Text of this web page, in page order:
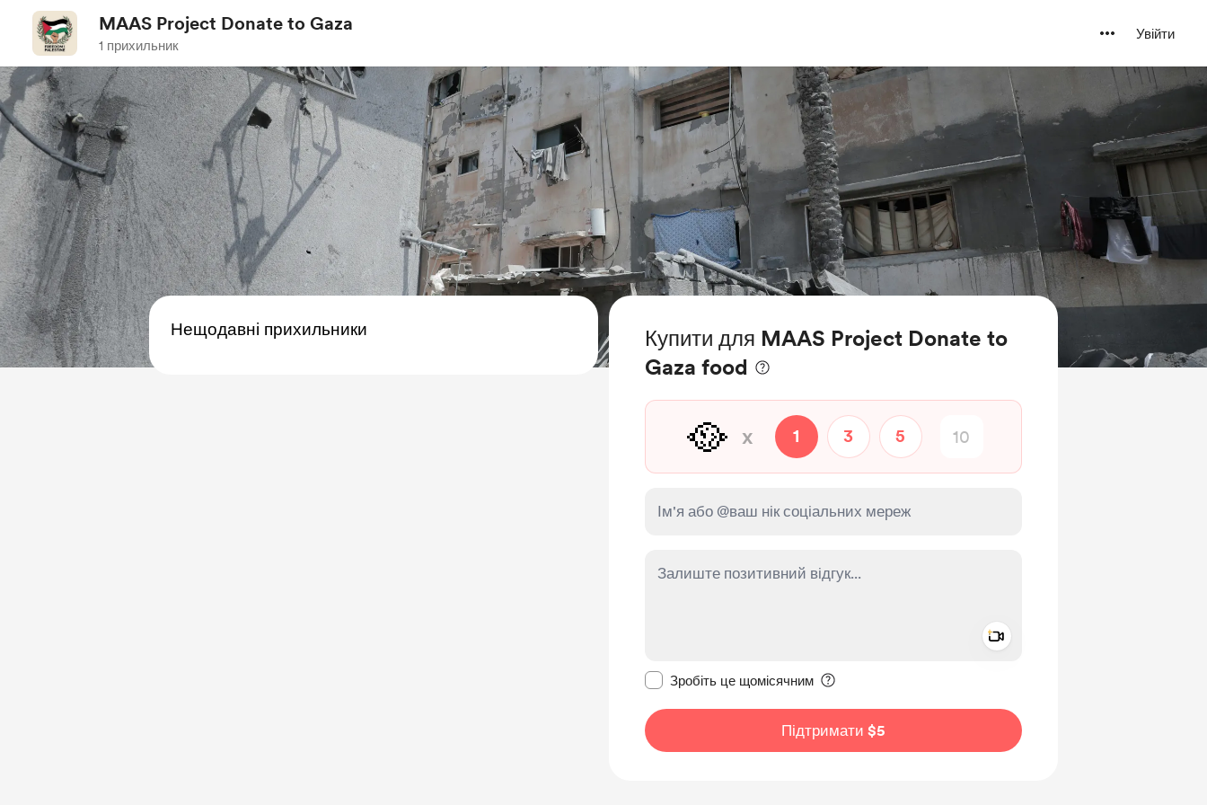
MAAS Project Donate to Gaza
1 прихильник
Увійти
Купити для MAAS Project Donate to
Gaza food
🥘 x 1 3 5
Зробіть це щомісячним
Підтримати $5
Нещодавні прихильники